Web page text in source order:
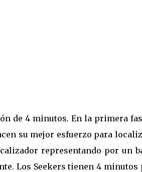
de 4 minutos. En la primera
su mejor esfuerzo para
representando por un
Los Seekers tienen 4 minutos